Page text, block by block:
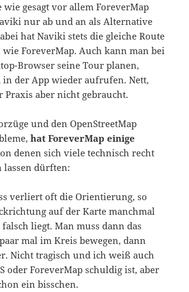
wie gesagt vor allem ForeverMap
nur ab und an als Alternative
hat Naviki stets die gleiche Route
wie ForeverMap. Auch kann man bei
Browser seine Tour planen,
in der App wieder aufrufen. Nett,
Praxis aber nicht gebraucht.
und den OpenStreetMap
hat ForeverMap einige
denen sich viele technisch recht
lassen dürften:
verliert oft die Orientierung, so
auf der Karte manchmal
falsch liegt. Man muss dann das
mal im Kreis bewegen, dann
Nicht tragisch und ich weiß auch
oder ForeverMap schuldig ist, aber
ein bisschen.